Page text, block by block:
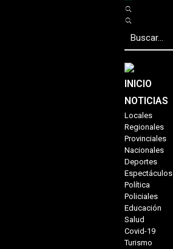
INICIO
NOTICIAS
Locales
Regionales
Provinciales
Nacionales
Deportes
Espectáculos
Política
Policiales
Educación
Salud
Covid-19
Turismo